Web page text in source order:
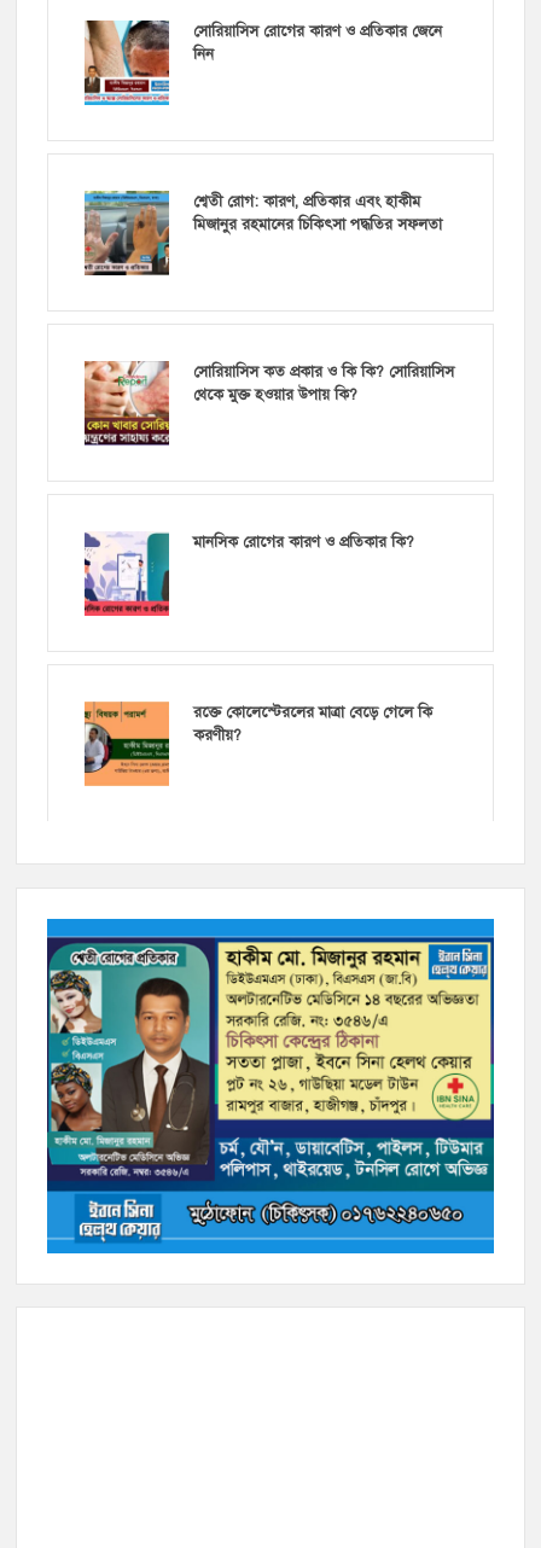
সোরিয়াসিস রোগের কারণ ও প্রতিকার জেনে
নিন
শ্বেতী রোগ: কারণ, প্রতিকার এবং হাকীম
মিজানুর রহমানের চিকিৎসা পদ্ধতির সফলতা
সোরিয়াসিস কত প্রকার ও কি কি? সোরিয়াসিস
থেকে মুক্ত হওয়ার উপায় কি?
মানসিক রোগের কারণ ও প্রতিকার কি?
রক্তে কোলেস্টেরলের মাত্রা বেড়ে গেলে কি
করণীয়?